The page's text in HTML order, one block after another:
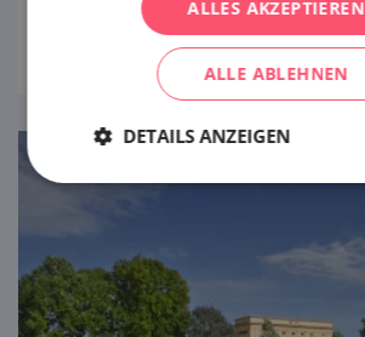
ansehen
ALLES AKZEPTIEREN
ALLE ABLEHNEN
DETAILS ANZEIGEN